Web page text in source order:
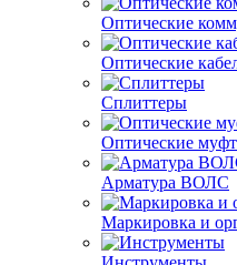
Оптические
Оптические
Сплиттеры
Оптические
Арматура ВОЛС
Маркировка и